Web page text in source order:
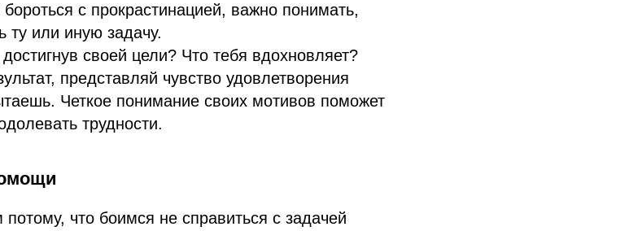
с прокрастинацией, важно понимать,
ту или иную задачу.
своей цели? Что тебя вдохновляет?
представляй чувство удовлетворения
Четкое понимание своих мотивов поможет
трудности.
что боимся не справиться с задачей